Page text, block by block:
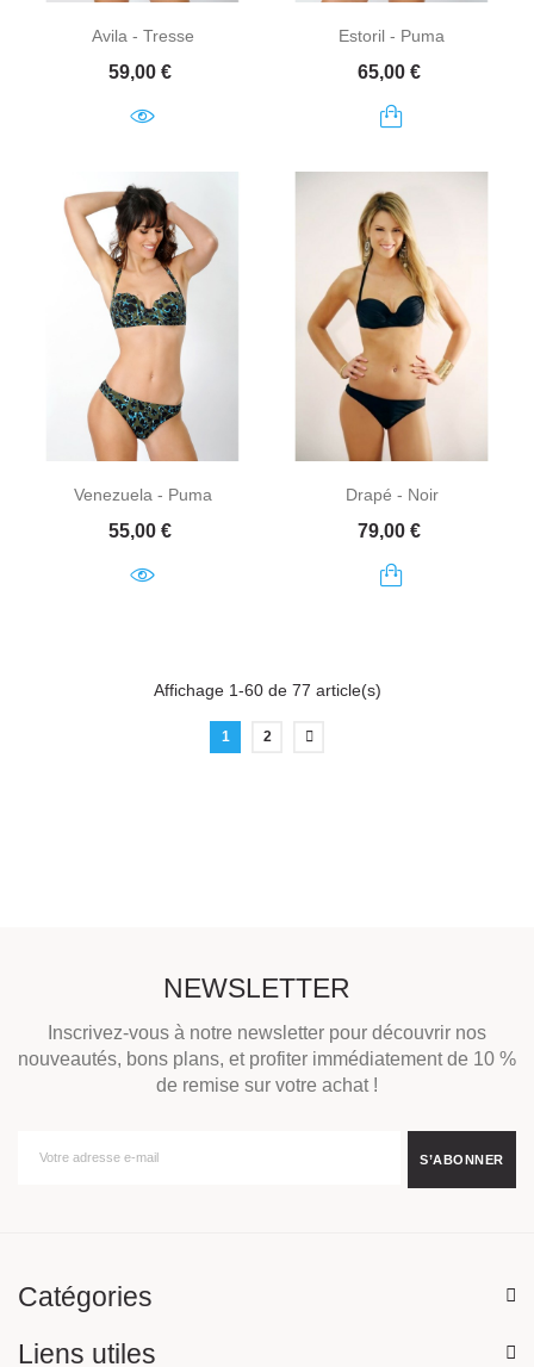
Avila - Tresse
Prix
59,00 €
Estoril - Puma
Prix
65,00 €
Venezuela - Puma
Prix
55,00 €
Drapé - Noir
Prix
79,00 €
Affichage 1-60 de 77 article(s)
1 2
NEWSLETTER
Inscrivez-vous à notre newsletter pour découvrir nos
nouveautés, bons plans, et profiter immédiatement de 10 %
de remise sur votre achat !
Catégories
Liens utiles